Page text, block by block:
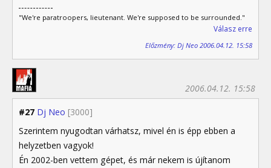
"We're paratroopers, lieutenant. We're supposed to be surrounded."
Válasz erre
Előzmény: Dj Neo 2006.04.12. 15:58
#27 Dj Neo [3000]
2006.04.12. 15:58
Szerintem nyugodtan várhatsz, mivel én is épp ebben a
helyzetben vagyok!
Én 2002-ben vettem gépet, és már nekem is újítanom